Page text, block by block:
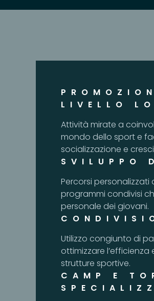
LIVELLO
Attività mirate a
mondo dello sport e
socializzazione e
SVILUPPO
Percorsi
programmi condivisi
personale dei giovani.
Utilizzo congiunto di
ottimizzare
strutture sportive.
CAMP E